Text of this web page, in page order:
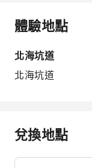
體驗地點
北海坑道
北海坑道
兌換地點